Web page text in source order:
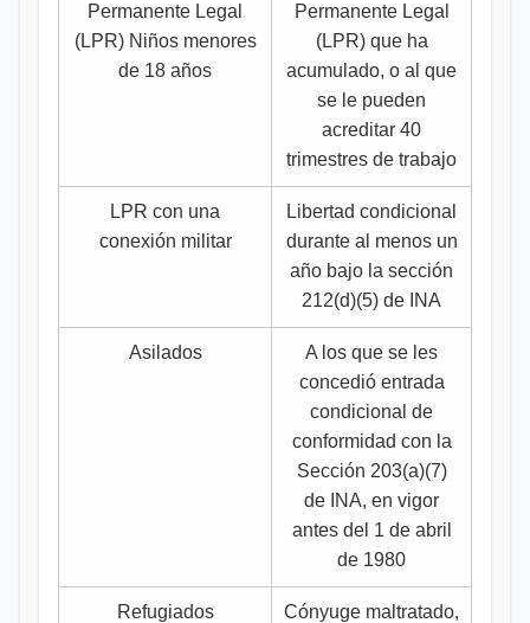
Permanente Legal
(LPR) Niños menores
de 18 años
Permanente Legal
(LPR) que ha
acumulado, o al que
se le pueden
acreditar 40
trimestres de trabajo
LPR con una
conexión militar
Libertad condicional
durante al menos un
año bajo la sección
212(d)(5) de INA
Asilados
A los que se les
concedió entrada
condicional de
conformidad con la
Sección 203(a)(7)
de INA, en vigor
antes del 1 de abril
de 1980
Refugiados
Cónyuge maltratado,